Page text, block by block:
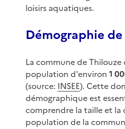
loisirs aquatiques.
Démographie
La commune de
population d'environ 1
(source: INSEE). Cette
démographique est
comprendre la taille et la
population de la